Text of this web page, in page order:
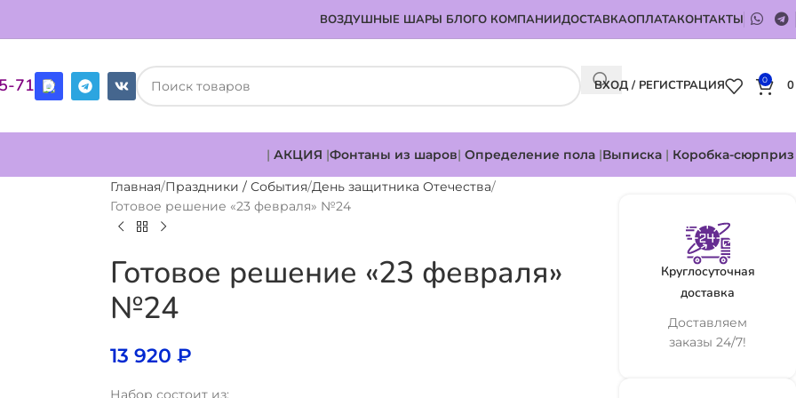
ВОЗДУШНЫЕ ШАРЫ БЛОГО КОМПАНИИДОСТАВКАОПЛАТАКОНТАКТЫ
71 ВХОД / РЕГИСТРАЦИЯ 0
| АКЦИЯ |Фонтаны из шаров| Определение пола |Выписка | Коробка-сюрприз
Главная Праздники / События День защитника Отечества
Готовое решение «23 февраля» №24
Готовое решение «23 февраля»
№24
13 920₽
Набор состоит из:
Круглосуточная
доставка
Доставляем
заказы 24/7!